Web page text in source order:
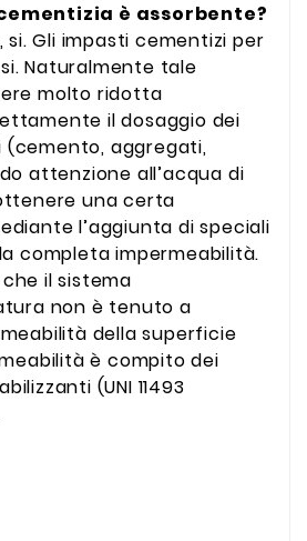
è assorbente?
si. Gli impasti cementizi per
Naturalmente tale
molto ridotta
il dosaggio dei
(cemento, aggregati,
attenzione all’acqua di
una certa
l’aggiunta di speciali
completa impermeabilità.
il sistema
non è tenuto a
della superficie
è compito dei
(UNI 11493